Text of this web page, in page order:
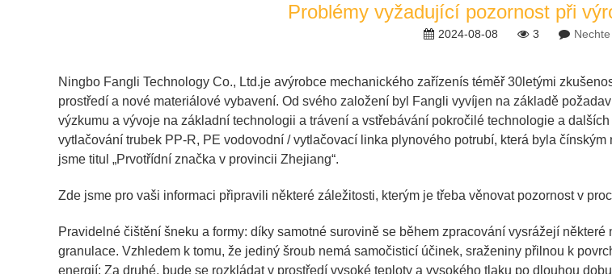
Problémy vyžadující pozornost při
2024-08-08 3
Ningbo Fangli Technology Co., Ltd.je avýrobce mechanického zařízenís téměř 30letými
prostředí a nové materiálové vybavení. Od svého založení byl Fangli vyvíjen na základě
výzkumu a vývoje na základní technologii a trávení a vstřebávání pokročilé technologie a
vytlačování trubek PP-R, PE vodovodní / vytlačovací linka plynového potrubí, která byla čínským
jsme titul „Prvotřídní značka v provincii Zhejiang“.
Zde jsme pro vaši informaci připravili některé záležitosti, kterým je třeba věnovat pozornost v
Pravidelné čištění šneku a formy: díky samotné surovině se během zpracování vysrážejí
granulace. Vzhledem k tomu, že jediný šroub nemá samočisticí účinek, sraženiny přilnou k
energií; Za druhé, bude se rozkládat v prostředí vysoké teploty a vysokého tlaku po dlouhou